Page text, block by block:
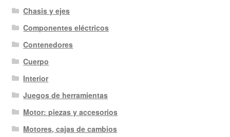
Chasis y ejes
Componentes eléctricos
Contenedores
Cuerpo
Interior
Juegos de herramientas
Motor: piezas y accesorios
Motores, cajas de cambios